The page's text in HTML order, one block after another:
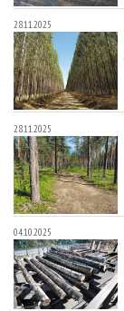
28.11.2025
28.11.2025
04.10.2025